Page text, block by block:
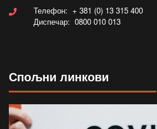
Телефон: + 381 (0) 13 315 400
Диспечар: 0800 010 013
Спољни линкови